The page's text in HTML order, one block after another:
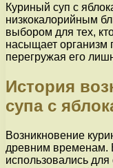
Куриный суп с
низкокалорийным
выбором для тех,
насыщает
перегружая его
История
супа с
Возникновение
древним временам.
использовались